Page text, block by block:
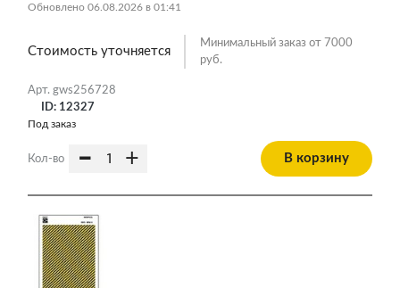
Арт. gws256728
ID: 12327
Обновлено 06.08.2026 в 01:41
Стоимость уточняется
Минимальный заказ от 7000
руб.
Под заказ
Кол-во - + В корзину